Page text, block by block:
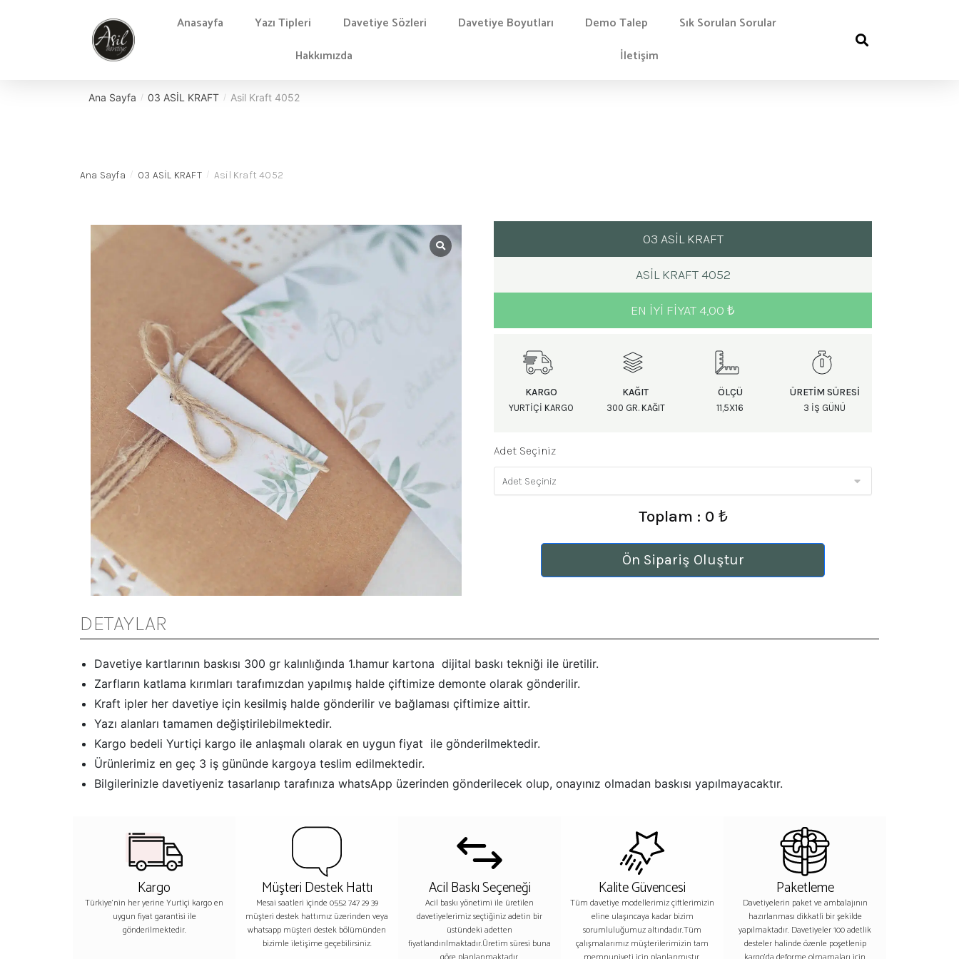
Anasayfa Yazı Tipleri Davetiye Sözleri Davetiye Boyutları Demo Talep
Sık Sorulan Sorular
Hakkımızda
İletişim
Ana Sayfa / 03 ASİL KRAFT / Asil Kraft 4052
Ana Sayfa / 03 ASİL KRAFT / Asil Kraft 4052
03 ASİL KRAFT
ASIL KRAFT 4052
EN IYI FIYAT 4,00 ₺
KARGO
YURTIÇI KARGO
KAĞIT
300 GR. KAĞIT
ÖLÇÜ
11,5X16
ÜRETIM SÜRESI
3 IŞ GÜNÜ
Adet Seçiniz
Toplam : 0 ₺
Ön Sipariş Oluştur
DETAYLAR
Davetiye kartlarının baskısı 300 gr kalınlığında 1.hamur kartona dijital baskı tekniği ile üretilir.
Zarfların katlama kırımları tarafımızdan yapılmış halde çiftimize demonte olarak gönderilir.
Kraft ipler her davetiye için kesilmiş halde gönderilir ve bağlaması çiftimize aittir.
Yazı alanları tamamen değiştirilebilmektedir.
Kargo bedeli Yurtiçi kargo ile anlaşmalı olarak en uygun fiyat ile gönderilmektedir.
Ürünlerimiz en geç 3 iş gününde kargoya teslim edilmektedir.
Bilgilerinizle davetiyeniz tasarlanıp tarafınıza whatsApp üzerinden gönderilecek olup, onayınız olmadan baskısı yapılmayacaktır.
Kargo
Türkiye'nin her yerine Yurtiçi kargo en
uygun fiyat garantisi ile
gönderilmektedir.
Müşteri Destek Hattı
Mesai saatleri içinde 0552 747 29 39
müşteri destek hattımız üzerinden veya
whatsapp müşteri destek bölümünden
bizimle iletişime geçebilirsiniz.
Acil Baskı Seçeneği
Acil baskı yönetimi ile üretilen
davetiyelerimiz seçtiğiniz adetin bir
üstündeki adetten
fiyatlandırılmaktadır.Üretim süresi buna
Kalite Güvencesi
Tüm davetiye modellerimiz çiftlerimizin
eline ulaşıncaya kadar bizim
sorumluluğumuz altındadır.Tüm
çalışmalarımız müşterilerimizin tam
Paketleme
Davetiyelerin paket ve ambalajının
hazırlanması dikkatli bir şekilde
yapılmaktadır. Davetiyeler 100 adetlik
desteler halinde özenle poşetlenip